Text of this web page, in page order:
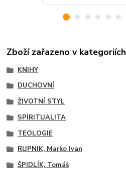
Zboží zařazeno v kategoriích
KNIHY
DUCHOVNÍ
ŽIVOTNÍ STYL
SPIRITUALITA
TEOLOGIE
RUPNIK, Marko Ivan
ŠPIDLÍK, Tomáš